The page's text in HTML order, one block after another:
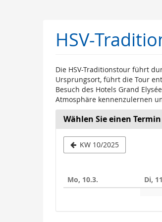
HSV-
Die HSV-Traditionstour führt
Ursprungsort, führt die Tour
Besuch des Hotels Grand
Atmosphäre kennenzulernen
Wählen Sie einen
KW 10/2025
Mo, 10.3. Di,